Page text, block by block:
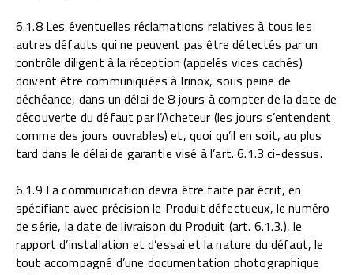
6.1.8 Les éventuelles réclamations relatives à tous les
autres défauts qui ne peuvent pas être détectés par un
contrôle diligent à la réception (appelés vices cachés)
doivent être communiquées à Irinox, sous peine de
déchéance, dans un délai de 8 jours à compter de la date de
découverte du défaut par l’Acheteur (les jours s’entendent
comme des jours ouvrables) et, quoi qu’il en soit, au plus
tard dans le délai de garantie visé à l’art. 6.1.3 ci-dessus.
6.1.9 La communication devra être faite par écrit, en
spécifiant avec précision le Produit défectueux, le numéro
de série, la date de livraison du Produit (art. 6.1.3.), le
rapport d’installation et d’essai et la nature du défaut, le
tout accompagné d’une documentation photographique